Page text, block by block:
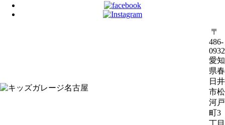
〒
486-
0932
愛知
県春
日井
市松
河戸
町3
丁目